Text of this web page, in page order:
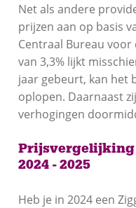
Net als andere
prijzen aan op basis
Centraal Bureau voor
van 3,3% lijkt
jaar gebeurt, kan het
oplopen. Daarnaast
verhogingen
2024 - 2025
Heb je in 2024 een